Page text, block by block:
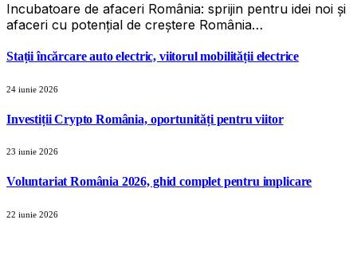
Incubatoare de afaceri România: sprijin pentru idei noi și
afaceri cu potențial de creștere România…
Stații încărcare auto electric, viitorul mobilității electrice
24 iunie 2026
Investiții Crypto România, oportunități pentru viitor
23 iunie 2026
Voluntariat România 2026, ghid complet pentru implicare
22 iunie 2026